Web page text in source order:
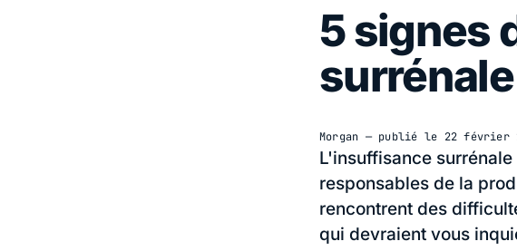
5 signes
Morgan — publié le 22 février
L'insuffisance
responsables de la
rencontrent des
qui devraient vous